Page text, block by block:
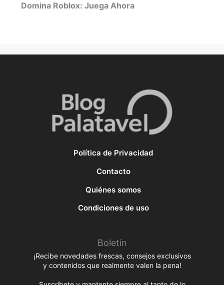
Domina Roblox: Juega Ahora
Política de Privacidad
Contacto
Quiénes somos
Condiciones de uso
Boletín
¡Recibe novedades frescas, consejos exclusivos
y contenidos que realmente valen la pena!